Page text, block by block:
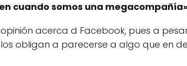
cuando somos una megacompañía»
acerca d Facebook, pues a
obligan a parecerse a algo que en